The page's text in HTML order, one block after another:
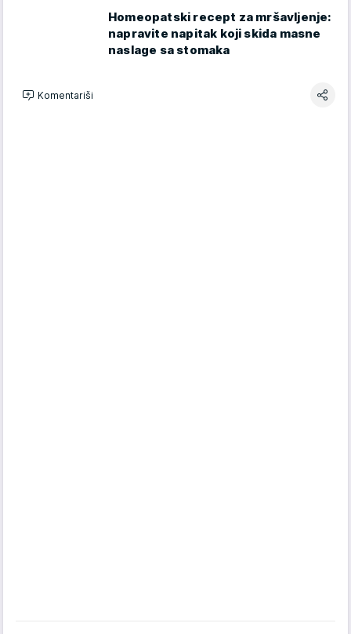
Homeopatski recept za mršavljenje:
napravite napitak koji skida masne
naslage sa stomaka
Komentariši